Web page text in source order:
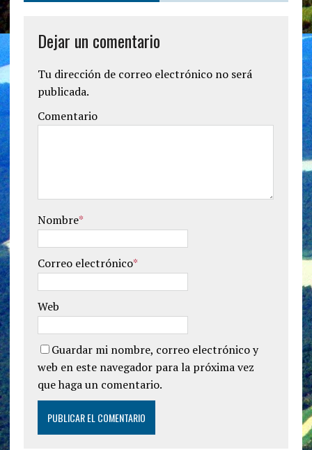
Dejar un comentario
Tu dirección de correo electrónico no será
publicada.
Comentario
Nombre*
Correo electrónico*
Web
Guardar mi nombre, correo electrónico y
web en este navegador para la próxima vez
que haga un comentario.